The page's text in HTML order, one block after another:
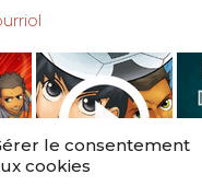
le consentement
cookies